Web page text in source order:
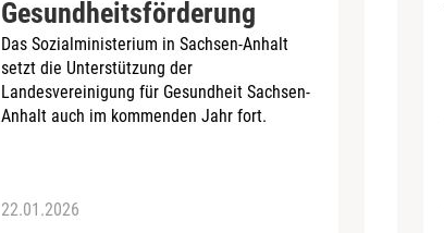
Gesundheitsförderung
Das Sozialministerium in Sachsen-Anhalt
setzt die Unterstützung der
Landesvereinigung für Gesundheit Sachsen-
Anhalt auch im kommenden Jahr fort.
22.01.2026